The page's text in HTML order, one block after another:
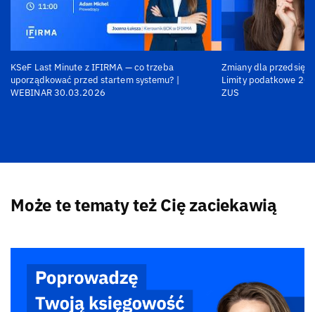
KSeF Last Minute z IFIRMA — co trzeba
uporządkować przed startem systemu? |
WEBINAR 30.03.2026
Zmiany dla
Limity podatkowe
ZUS
Może te tematy też Cię zaciekawią